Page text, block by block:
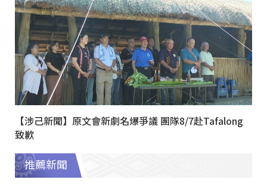
【涉己新聞】原文會新劇名爆爭議 團隊8/7赴Tafalong
致歉
推薦新聞